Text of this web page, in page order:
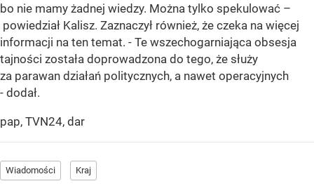
bo nie mamy żadnej wiedzy. Można tylko spekulować –
powiedział Kalisz. Zaznaczył również, że czeka na więcej
informacji na ten temat. - Te wszechogarniająca obsesja
tajności została doprowadzona do tego, że służy
za parawan działań politycznych, a nawet operacyjnych
- dodał.
pap, TVN24, dar
Wiadomości Kraj